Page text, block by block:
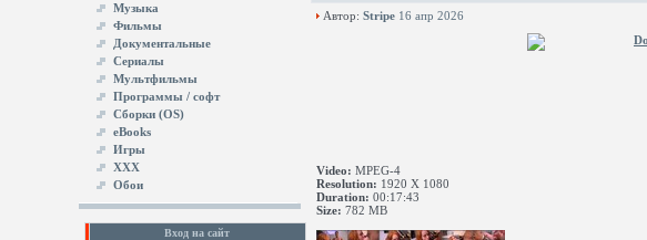
Музыка
Фильмы
Документальные
Сериалы
Мультфильмы
Программы / софт
Сборки (OS)
eBooks
Игры
XXX
Обои
Вход на сайт
Автор: Stripe 16 апр 2026
Video: MPEG-4
Resolution: 1920 X 1080
Duration: 00:17:43
Size: 782 MB